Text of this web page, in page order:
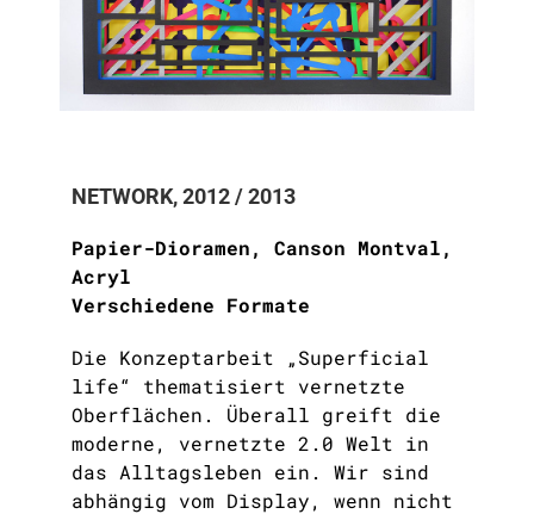
NETWORK, 2012 / 2013
Papier-Dioramen, Canson Montval,
Acryl
Verschiedene Formate
Die Konzeptarbeit „Superficial
life“ thematisiert vernetzte
Oberflächen. Überall greift die
moderne, vernetzte 2.0 Welt in
das Alltagsleben ein. Wir sind
abhängig vom Display, wenn nicht